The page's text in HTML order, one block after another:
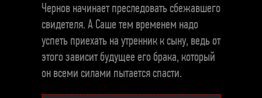
Чернов начинает преследовать сбежавшего
свидетеля. А Саше тем временем надо
успеть приехать на утренник к сыну, ведь от
этого зависит будущее его брака, который
он всеми силами пытается спасти.